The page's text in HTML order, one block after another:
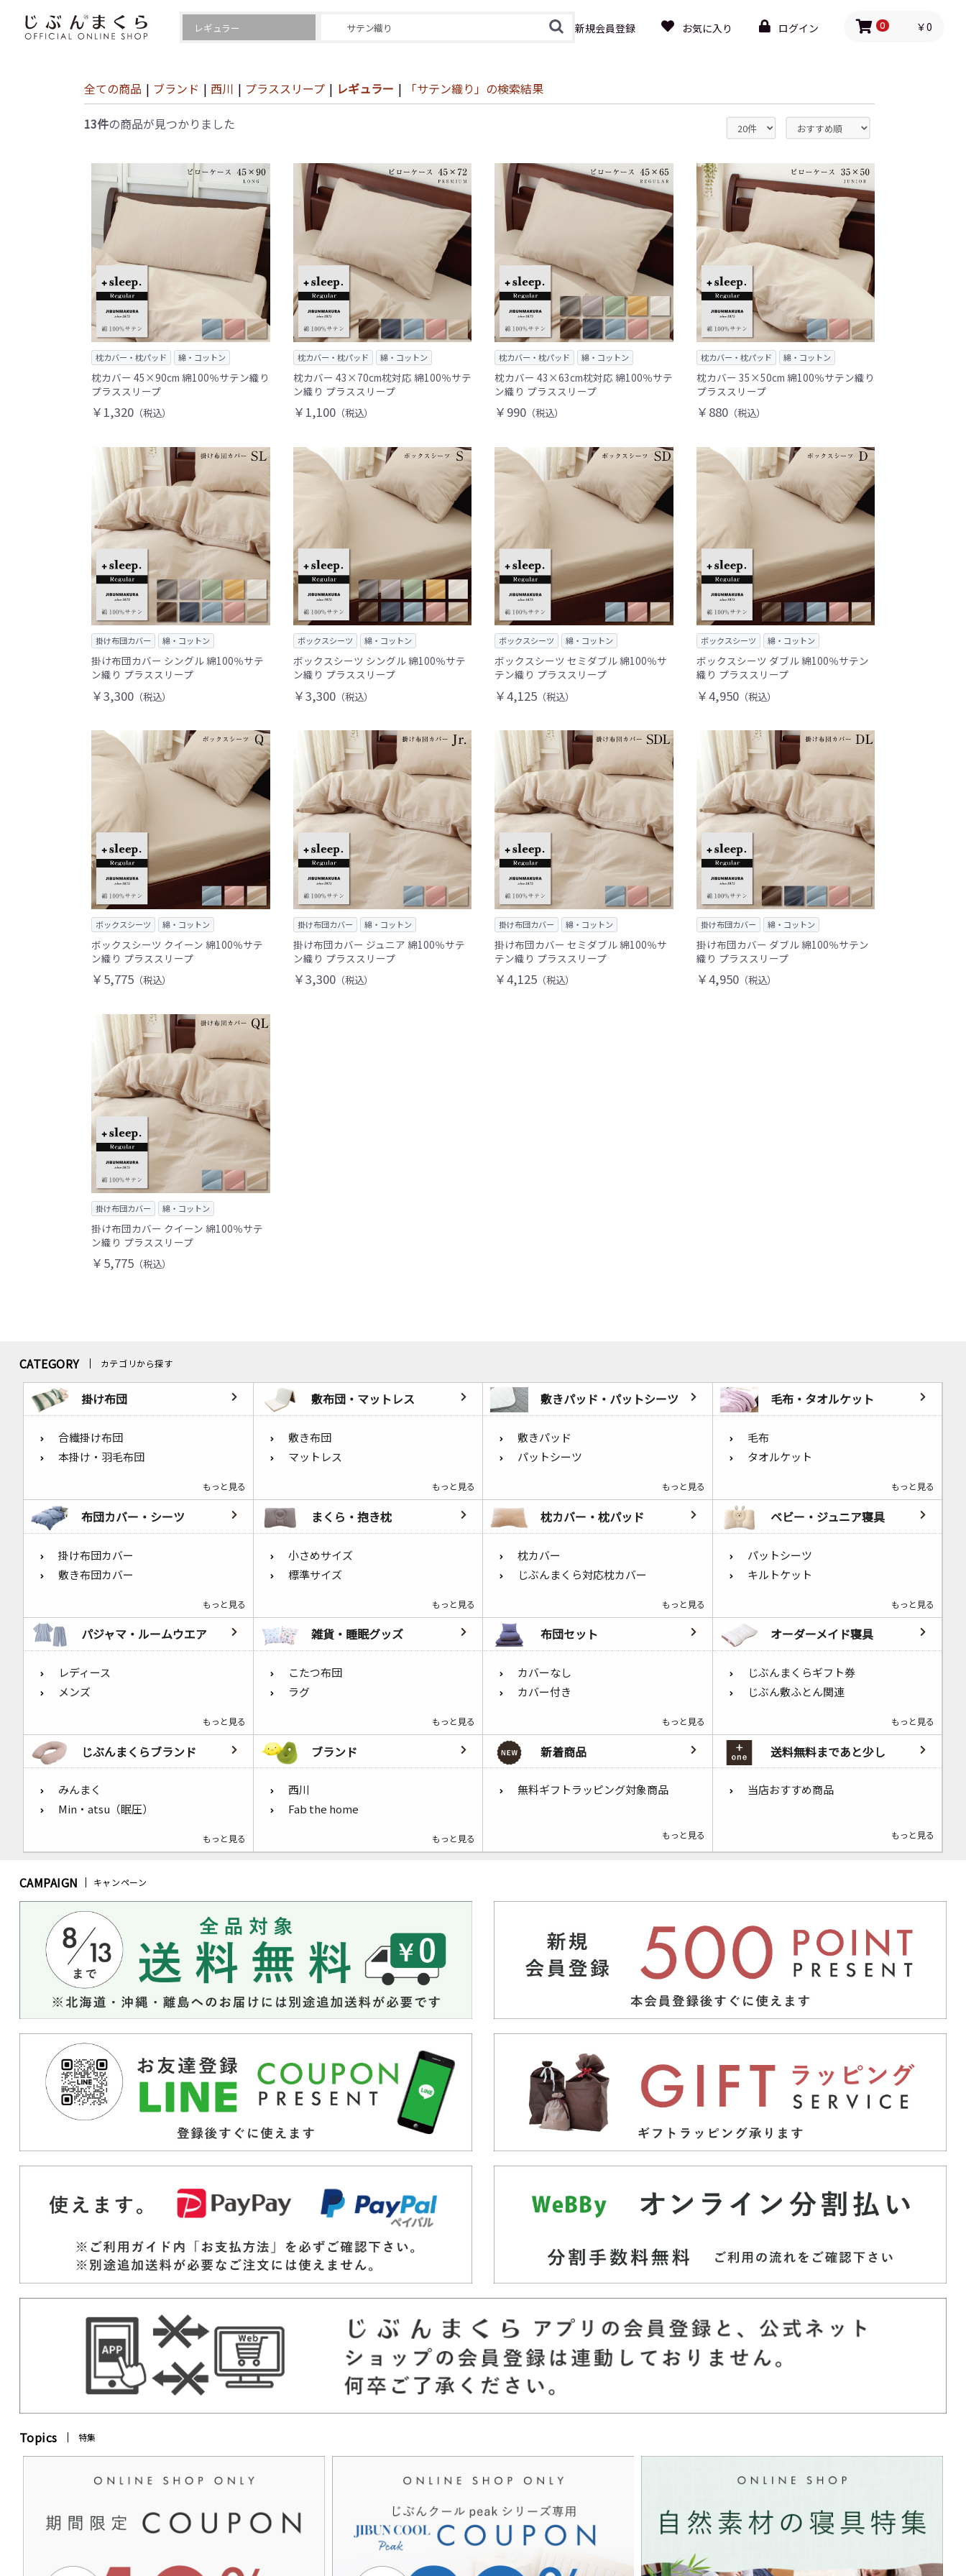
新規会員登録 お気に入り ログイン 0 ￥0
全ての商品 | ブランド | 西川 | プラススリープ | レギュラー | 「サテン織り」の検索結果
13件の商品が見つかりました
枕カバー・枕パッド 綿・コットン
枕カバー 45×90cm 綿100％サテン織り
プラススリープ
￥1,320 （税込）
枕カバー・枕パッド 綿・コットン
枕カバー 43×70cm枕対応 綿100％サテ
ン織り プラススリープ
￥1,100（税込）
枕カバー・枕パッド 綿・コットン
枕カバー 43×63cm枕対応 綿100％サテ
ン織り プラススリープ
￥990 （税込）
枕カバー・枕パッド 綿・コットン
枕カバー 35×50cm 綿100％サテン織り
プラススリープ
￥880（税込）
掛け布団カバー 綿・コットン
掛け布団カバー シングル 綿100％サテ
ン織り プラススリープ
￥3,300 （税込）
ボックスシーツ 綿・コットン
ボックスシーツ シングル 綿100％サテ
ン織り プラススリープ
￥3,300（税込）
ボックスシーツ 綿・コットン
ボックスシーツ セミダブル 綿100％サ
テン織り プラススリープ
￥4,125 （税込）
ボックスシーツ 綿・コットン
ボックスシーツ ダブル 綿100％サテン
織り プラススリープ
￥4,950（税込）
ボックスシーツ 綿・コットン
ボックスシーツ クイーン 綿100％サテ
ン織り プラススリープ
￥5,775 （税込）
掛け布団カバー 綿・コットン
掛け布団カバー ジュニア 綿100％サテ
ン織り プラススリープ
￥3,300（税込）
掛け布団カバー 綿・コットン
掛け布団カバー セミダブル 綿100％サ
テン織り プラススリープ
￥4,125 （税込）
掛け布団カバー 綿・コットン
掛け布団カバー ダブル 綿100％サテン
織り プラススリープ
￥4,950（税込）
掛け布団カバー 綿・コットン
掛け布団カバー クイーン 綿100％サテ
ン織り プラススリープ
￥5,775 （税込）
CATEGORY カテゴリから探す
掛け布団
合繊掛け布団
本掛け・羽毛布団
もっと見る
敷布団・マットレス
敷き布団
マットレス
もっと見る
敷きパッド・パットシーツ
敷きパッド
パットシーツ
もっと見る
毛布・タオルケット
毛布
タオルケット
もっと見る
布団カバー・シーツ
掛け布団カバー
敷き布団カバー
もっと見る
まくら・抱き枕
小さめサイズ
標準サイズ
もっと見る
枕カバー・枕パッド
枕カバー
じぶんまくら対応枕カバー
もっと見る
ベビー・ジュニア寝具
パットシーツ
キルトケット
もっと見る
パジャマ・ルームウエア
レディース
メンズ
もっと見る
雑貨・睡眠グッズ
こたつ布団
ラグ
もっと見る
布団セット
カバーなし
カバー付き
もっと見る
オーダーメイド寝具
じぶんまくらギフト券
じぶん敷ふとん関連
もっと見る
じぶんまくらブランド
みんまく
Min・atsu（眠圧）
もっと見る
ブランド
西川
Fab the home
もっと見る
新着商品
無料ギフトラッピング対象商品
もっと見る
送料無料まであと少し
当店おすすめ商品
もっと見る
CAMPAIGN キャンペーン
Topics 特集